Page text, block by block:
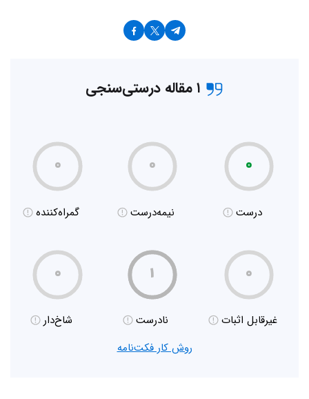
۱ مقاله درستی‌سنجی
۰
درست
۰
نیمه‌درست
۰
گمراه‌کننده
۰
غیر‌قابل اثبات
۱
نادرست
۰
شاخ‌دار
روش کار فکت‌نامه